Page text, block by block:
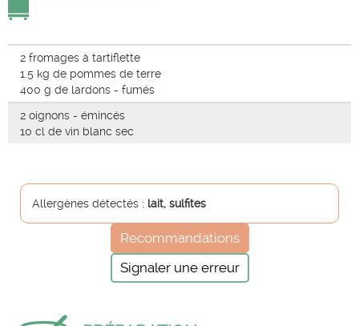
2 fromages à tartiflette
1.5 kg de pommes de terre
400 g de lardons - fumés
2 oignons - émincés
10 cl de vin blanc sec
Allergènes détectés : lait, sulfites
Recommandations
Signaler une erreur